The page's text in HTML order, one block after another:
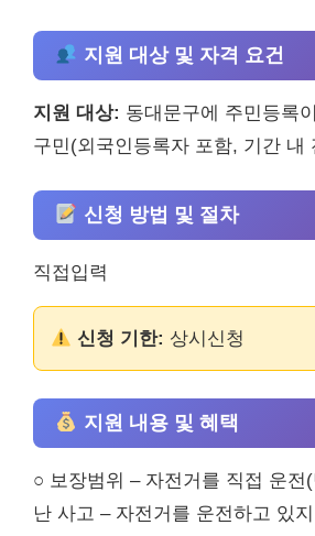
지원 대상 및 자격 요건
지원 대상: 동대문구에 주민등록
구민(외국인등록자 포함, 기간 내
신청 방법 및 절차
직접입력
신청 기한: 상시신청
지원 내용 및 혜택
○ 보장범위 – 자전거를 직접 운전
난 사고 – 자전거를 운전하고 있